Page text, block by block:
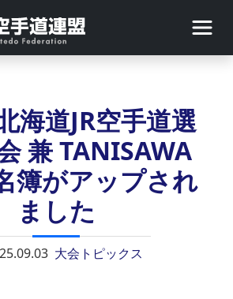
海道JR空手道選
兼 TANISAWA
簿がアップされ
ました
大会トピックス